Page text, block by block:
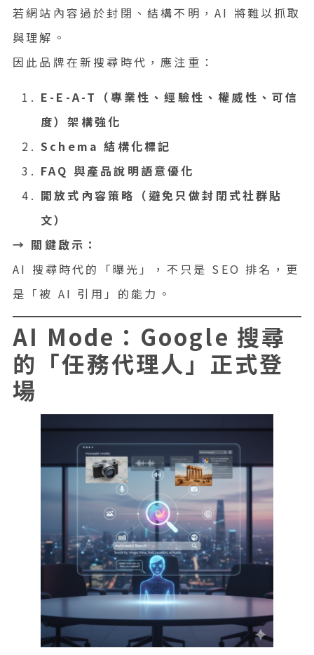
若網站內容過於封閉、結構不明，AI 將難以抓取
與理解。
因此品牌在新搜尋時代，應注重：
E-E-A-T（專業性、經驗性、權威性、可信
度）架構強化
Schema 結構化標記
FAQ 與產品說明語意優化
開放式內容策略（避免只做封閉式社群貼
文）
→ 關鍵啟示：
AI 搜尋時代的「曝光」，不只是 SEO 排名，更
是「被 AI 引用」的能力。
AI Mode：Google 搜尋
的「任務代理人」正式登
場